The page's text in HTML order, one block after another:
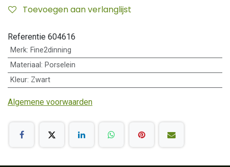
Toevoegen aan verlanglijst
Referentie 604616
Merk: Fine2dinning
Materiaal : Porselein
Kleur: Zwart
Algemene voorwaarden